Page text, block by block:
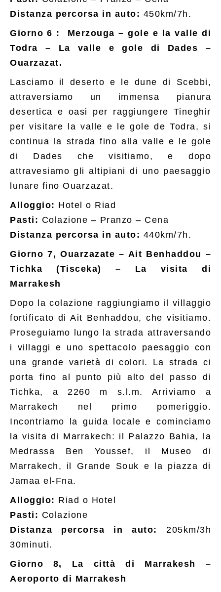
Distanza percorsa in auto: 450km/7h.
Giorno 6 :
Merzouga – gole e la valle di
Todra – La valle e gole di Dades –
Ouarzazat.
Lasciamo il deserto e le dune di Scebbi,
attraversiamo un immensa pianura
desertica e oasi per raggiungere Tineghir
per visitare la valle e le gole de Todra, si
continua la strada fino alla valle e le gole
di Dades che visitiamo, e dopo
attravesiamo gli altipiani di uno paesaggio
lunare fino Ouarzazat.
Alloggio: Hotel o Riad
Pasti: Colazione – Pranzo – Cena
Distanza percorsa in auto: 440km/7h.
Giorno 7, Ouarzazate – Ait Benhaddou –
Tichka (Tisceka) – La visita di
Marrakesh
Dopo la colazione raggiungiamo il villaggio
fortificato di Ait Benhaddou, che visitiamo.
Proseguiamo lungo la strada attraversando
i villaggi e uno spettacolo paesaggio con
una grande varietà di colori. La strada ci
porta fino al punto più alto del passo di
Tichka, a 2260 m s.l.m. Arriviamo a
Marrakech nel primo pomeriggio.
Incontriamo la guida locale e cominciamo
la visita di Marrakech: il Palazzo Bahia, la
Medrassa Ben Youssef, il Museo di
Marrakech, il Grande Souk e la piazza di
Jamaa el-Fna.
Alloggio: Riad o Hotel
Pasti: Colazione
Distanza percorsa in auto:
205km/3h
30minuti.
Giorno 8, La città di Marrakesh –
Aeroporto di Marrakesh